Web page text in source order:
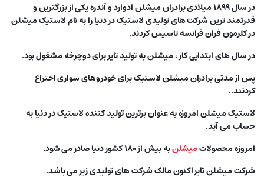
در سال ۱۸۹۹ میلادی برادران میشلن ادوارد و آندره یکی از بزرگترین و
قدرتمند ترین شرکت های تولیدی لاستیک در دنیا را به نام لاستیک میشلن
در کلرمون فران فرانسه تاسیس کردند.
در سال های ابتدایی کار ، میشلن به تولید تایر برای دوچرخه مشغول بود.
پس از مدتی برادران میشلن لاستیک برای خودروهای سواری اختراع
کردنند..
لاستیک میشلن امروزه به عنوان برترین تولید کننده لاستیک در دنیا به
حساب می آید.
امروزه محصولاتمیشلنبه بیش از ۱۸۰ کشور دنیا صادر می شود.
شرکت میشلن تایر اکنون مالک شرکت های تولیدی زیر می باشد.